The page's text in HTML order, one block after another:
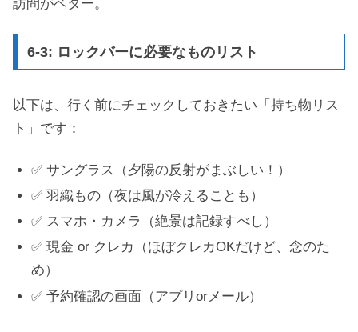
訪問がベター。
6-3: ロックバーに必要なものリスト
以下は、行く前にチェックしておきたい「持ち物リス
ト」です：
✅ サングラス（夕陽の反射がまぶしい！）
✅ 羽織もの（夜は風が冷えることも）
✅ スマホ・カメラ（絶景は記録すべし）
✅ 現金 or クレカ（ほぼクレカOKだけど、念のた
め）
✅ 予約確認の画面（アプリorメール）